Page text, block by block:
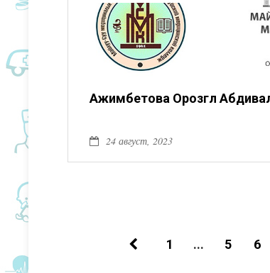
Ажимбетова Орозгүл
24 август, 2023
1 ... 5 6